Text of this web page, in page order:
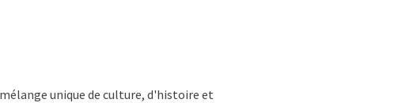
unique de culture, d'histoire et